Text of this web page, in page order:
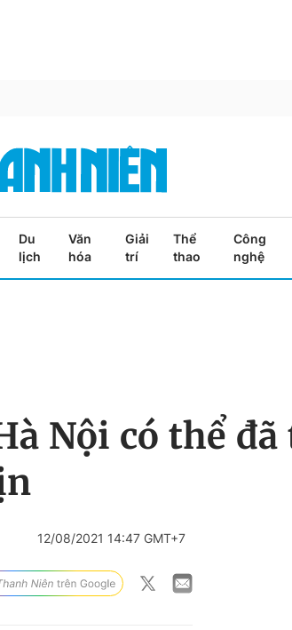
Du
lịch
Văn
hóa
Giải
trí
Thể
thao
Công
nghệ
Nội có thể
12/08/2021 14:47 GMT+7